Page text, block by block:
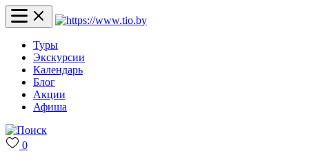
Туры
Экскурсии
Календарь
Блог
Акции
Афиша
0